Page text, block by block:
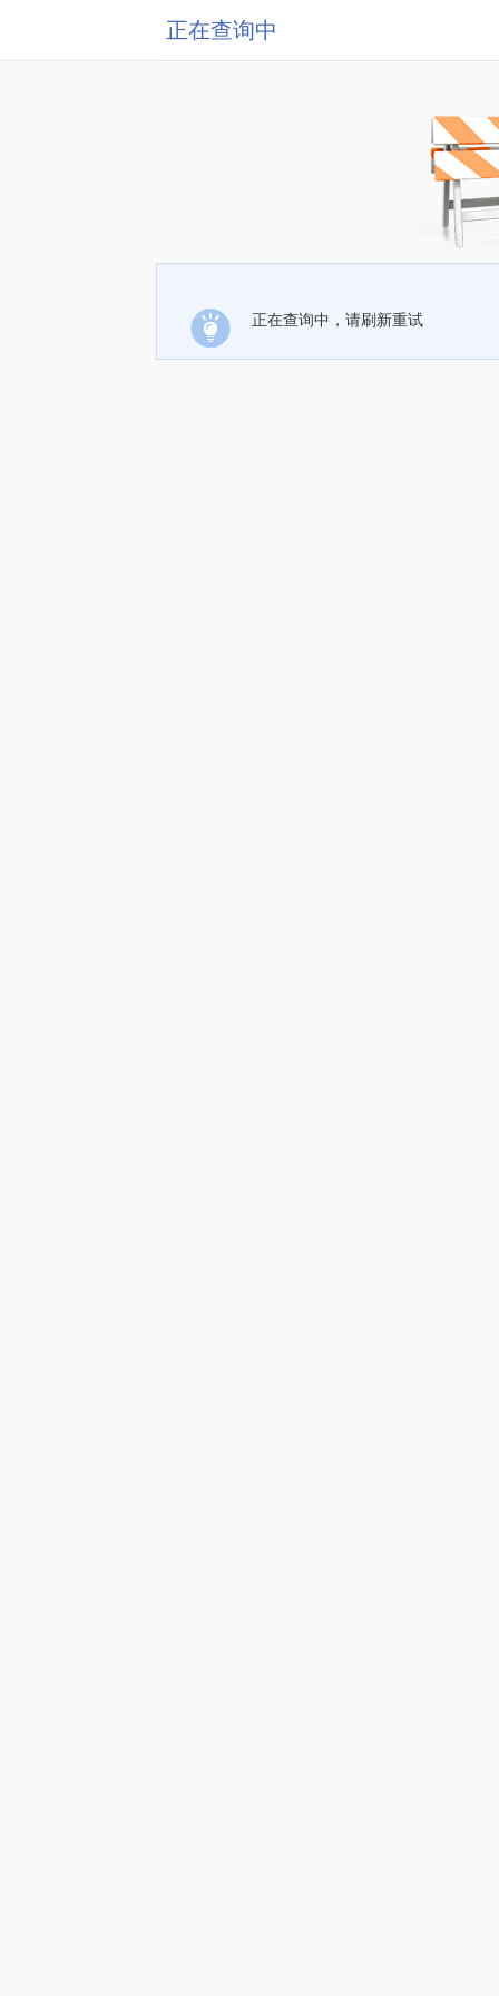
正在查询中
正在查询中，请刷新重试